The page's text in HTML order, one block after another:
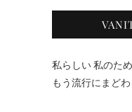
私らしい 私のた
もう流行にまど